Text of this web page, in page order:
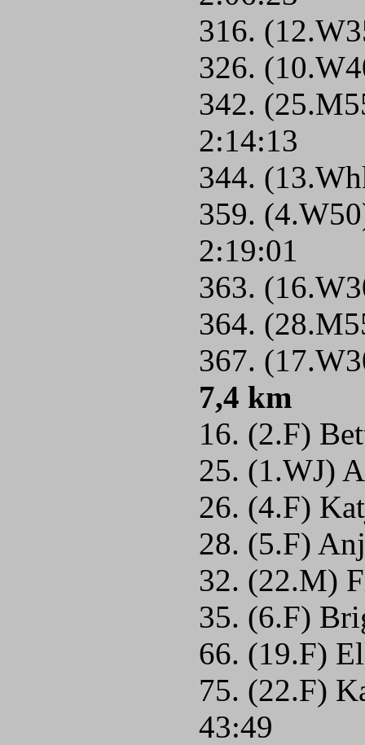
316.
326.
342.
2:14:13
344.
359.
2:19:01
363.
364.
367.
7,4 km
16. (2.F)
25. (1.WJ)
26. (4.F)
28. (5.F)
32. (22.M)
35. (6.F)
66. (19.F)
75. (22.F)
43:49